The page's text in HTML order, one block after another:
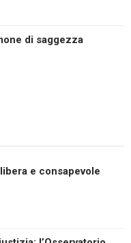
di saggezza
e consapevole